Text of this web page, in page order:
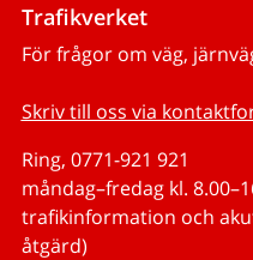
Trafikverket
För frågor om väg,
Skriv till oss via
Ring, 0771-921 921
måndag–fredag kl.
trafikinformation och
åtgärd)